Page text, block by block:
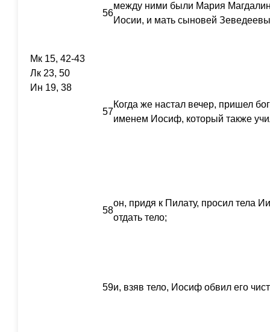
56
между ними были Мария
Иосии, и мать сыновей
Мк 15, 42-43
Лк 23, 50
Ин 19, 38
57
Когда же настал вечер, пришел
именем Иосиф, который также
58
он, придя к Пилату, просил тела
отдать тело;
59и, взяв тело, Иосиф обвил его